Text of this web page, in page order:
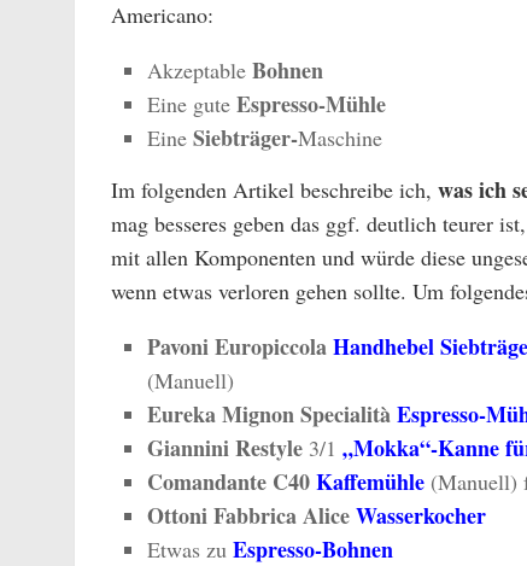
Americano:
Akzeptable Bohnen
Eine gute Espresso-Mühle
Eine Siebträger-Maschine
Im folgenden Artikel beschreibe ich, was ich
mag besseres geben das ggf. deutlich teurer
mit allen Komponenten und würde diese
wenn etwas verloren gehen sollte. Um
Pavoni EuropiccolaHandhebel
(Manuell)
Eureka Mignon SpecialitàEspresso-
Giannini Restyle 3/1 „Mokka“-Kanne
Comandante C40Kaffemühle (Manuell)
Ottoni Fabbrica AliceWasserkocher
Etwas zu Espresso-Bohnen